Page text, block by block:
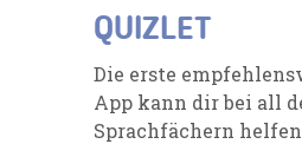
QUIZLET
Die erste
App kann dirbei all
Sprachfächern helfen